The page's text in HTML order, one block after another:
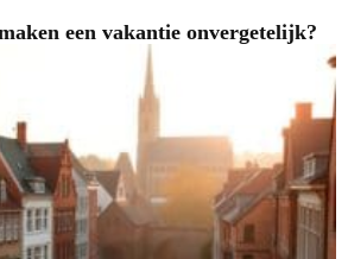
een vakantie onvergetelijk?